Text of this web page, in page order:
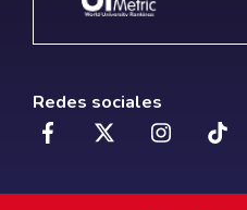
Redes sociales